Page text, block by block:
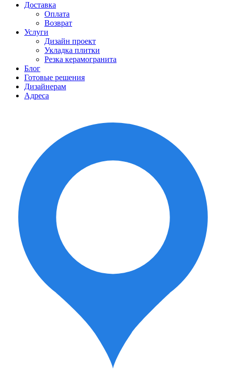
Доставка
Оплата
Возврат
Услуги
Дизайн проект
Укладка плитки
Резка керамогранита
Блог
Готовые решения
Дизайнерам
Адреса